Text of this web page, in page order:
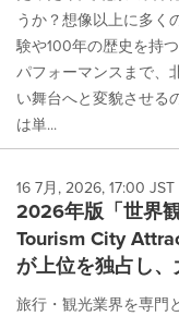
うか？想像以上に多く
験や100年の歴史を持
パフォーマンスまで、
い舞台へと変貌させる
は単...
16 7月, 2026, 17:00 JST
2026年版「世界
Tourism City
が上位を独占し
旅行・観光業界を専門